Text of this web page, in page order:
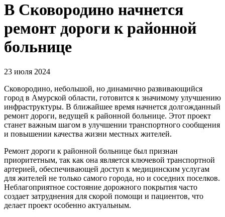
В Сковородино начнется
ремонт дороги к районной
больнице
23 июля 2024
Сковородино, небольшой, но динамично развивающийся
город в Амурской области, готовится к значимому улучшению
инфраструктуры. В ближайшее время начнется долгожданный
ремонт дороги, ведущей к районной больнице. Этот проект
станет важным шагом в улучшении транспортного сообщения
и повышении качества жизни местных жителей.
Ремонт дороги к районной больнице был признан
приоритетным, так как она является ключевой транспортной
артерией, обеспечивающей доступ к медицинским услугам
для жителей не только самого города, но и соседних поселков.
Неблагоприятное состояние дорожного покрытия часто
создает затруднения для скорой помощи и пациентов, что
делает проект особенно актуальным.